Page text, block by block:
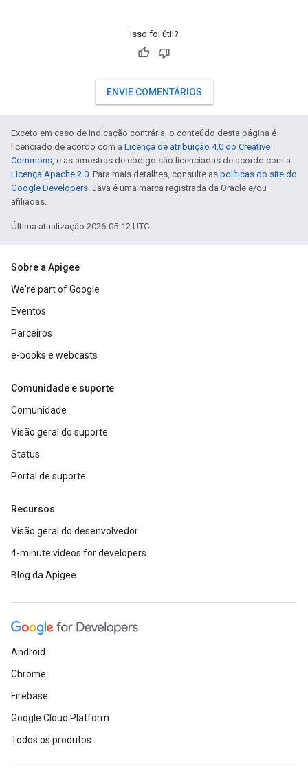
Isso foi útil?
ENVIE COMENTÁRIOS
Exceto em caso de indicação contrária, o conteúdo desta página é
licenciado de acordo com a Licença de atribuição 4.0 do Creative
Commons, e as amostras de código são licenciadas de acordo com a
Licença Apache 2.0. Para mais detalhes, consulte as políticas do site do
Google Developers. Java é uma marca registrada da Oracle e/ou
afiliadas.
Última atualização 2026-05-12 UTC.
Sobre a Apigee
We're part of Google
Eventos
Parceiros
e-books e webcasts
Comunidade e suporte
Comunidade
Visão geral do suporte
Status
Portal de suporte
Recursos
Visão geral do desenvolvedor
4-minute videos for developers
Blog da Apigee
Android
Chrome
Firebase
Google Cloud Platform
Todos os produtos